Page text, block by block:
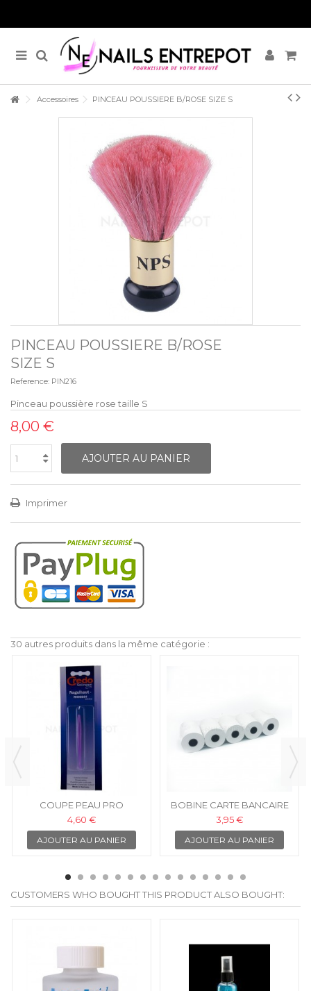
Accessoires PINCEAU POUSSIERE B/ROSE SIZE S
PINCEAU POUSSIERE B/ROSE
SIZE S
Reference: PIN216
Pinceau poussière rose taille S
8,00 €
AJOUTER AU PANIER
Imprimer
30 autres produits dans la même catégorie :
COUPE PEAU PRO
4,60 €
AJOUTER AU PANIER
BOBINE CARTE BANCAIRE
3,95 €
AJOUTER AU PANIER
CUSTOMERS WHO BOUGHT THIS PRODUCT ALSO BOUGHT: